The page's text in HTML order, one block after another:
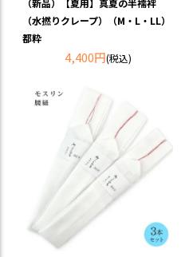
（水撚りクレープ）（M・L・LL）
都粋
4,400円(税込)